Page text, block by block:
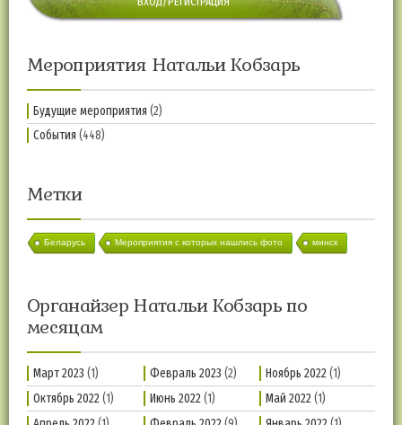
Мероприятия Натальи Кобзарь
Будущие мероприятия (2)
События (448)
Метки
Беларусь Мероприятия с которых нашлись фото минск
Органайзер Натальи Кобзарь по
месяцам
Март 2023 (1) Февраль 2023 (2) Ноябрь 2022(1)
Октябрь 2022(1) Июнь 2022(1) Май 2022(1)